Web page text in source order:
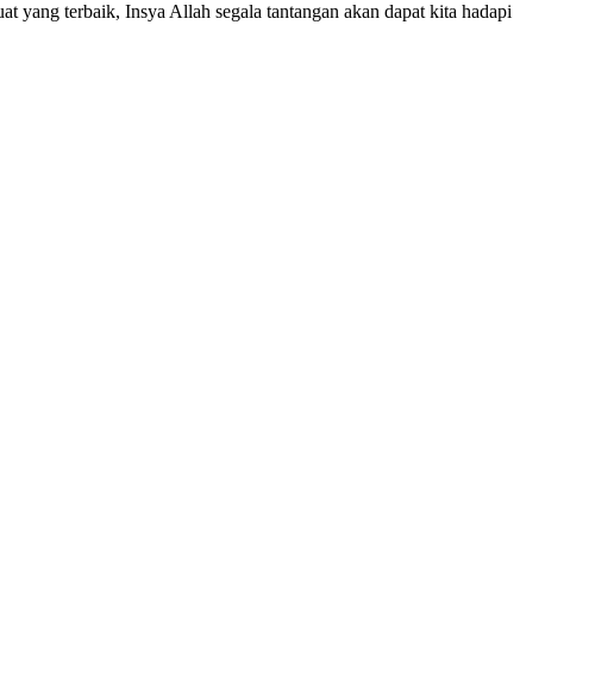
yang terbaik, Insya Allah segala tantangan akan dapat kita hadapi